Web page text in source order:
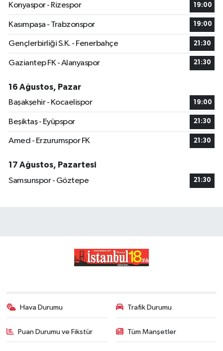
Konyaspor - Rizespor
19:00
Kasımpaşa - Trabzonspor 19:00
Gençlerbirliği S.K. - Fenerbahçe 21:30
Gaziantep FK - Alanyaspor 21:30
16 Ağustos, Pazar
Başakşehir - Kocaelispor
19:00
Beşiktaş - Eyüpspor 21:30
Amed - Erzurumspor FK 21:30
17 Ağustos, Pazartesi
Samsunspor - Göztepe
21:30
Hava Durumu Trafik Durumu
Puan Durumu ve Fikstür Tüm Manşetler